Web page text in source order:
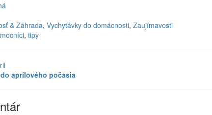
& Záhrada, Vychytávky do domácnosti, Zaujímavosti
, tipy
aprílového počasia